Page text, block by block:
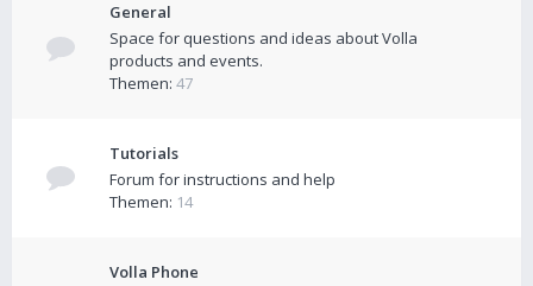
General
Space for questions and ideas about Volla
products and events.
Themen: 47
Tutorials
Forum for instructions and help
Themen: 14
Volla Phone